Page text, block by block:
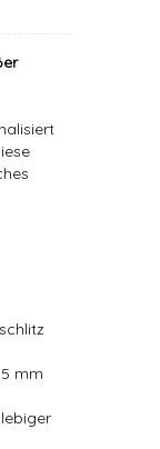
mm